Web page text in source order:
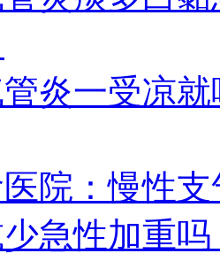
炎一受凉
院：慢性
急性加重吗